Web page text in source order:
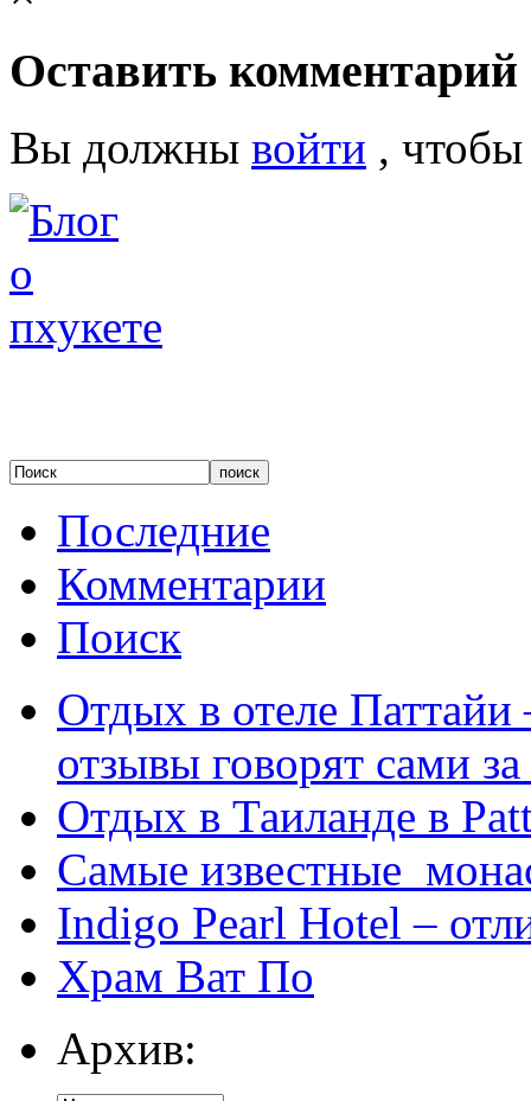
Оставить комментарий
Вы должны войти ,
Последние
Комментарии
Поиск
Отдых в отеле
отзывы говорят сами за
Отдых в Таиланде в
Самые известные
Indigo Pearl Hotel –
Храм Ват По
Архив: